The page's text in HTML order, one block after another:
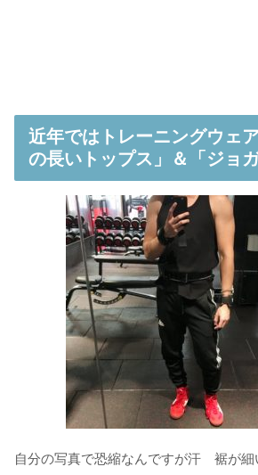
近年ではトレーニングウェ
の長いトップス」＆「ジョガ
自分の写真で恐縮なんですが汗 裾が細